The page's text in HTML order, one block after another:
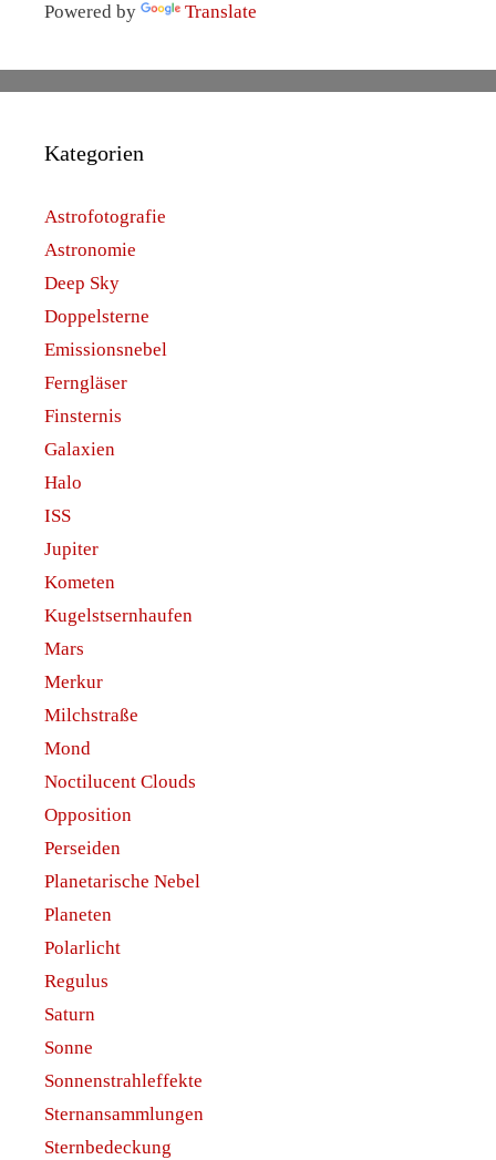
Powered by Translate
Kategorien
Astrofotografie
Astronomie
Deep Sky
Doppelsterne
Emissionsnebel
Ferngläser
Finsternis
Galaxien
Halo
ISS
Jupiter
Kometen
Kugelstsernhaufen
Mars
Merkur
Milchstraße
Mond
Noctilucent Clouds
Opposition
Perseiden
Planetarische Nebel
Planeten
Polarlicht
Regulus
Saturn
Sonne
Sonnenstrahleffekte
Sternansammlungen
Sternbedeckung